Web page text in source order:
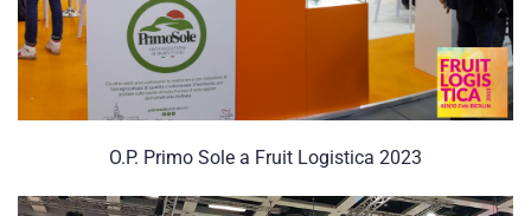
O.P. Primo Sole a Fruit Logistica 2023